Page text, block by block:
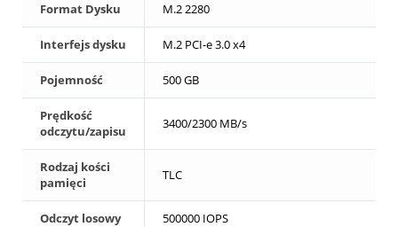
Format Dysku M.2 2280
Interfejs dysku M.2 PCI-e 3.0 x4
Pojemność 500 GB
Prędkość
odczytu/zapisu
3400/2300 MB/s
Rodzaj kości
pamięci
TLC
Odczyt losowy 500000 IOPS